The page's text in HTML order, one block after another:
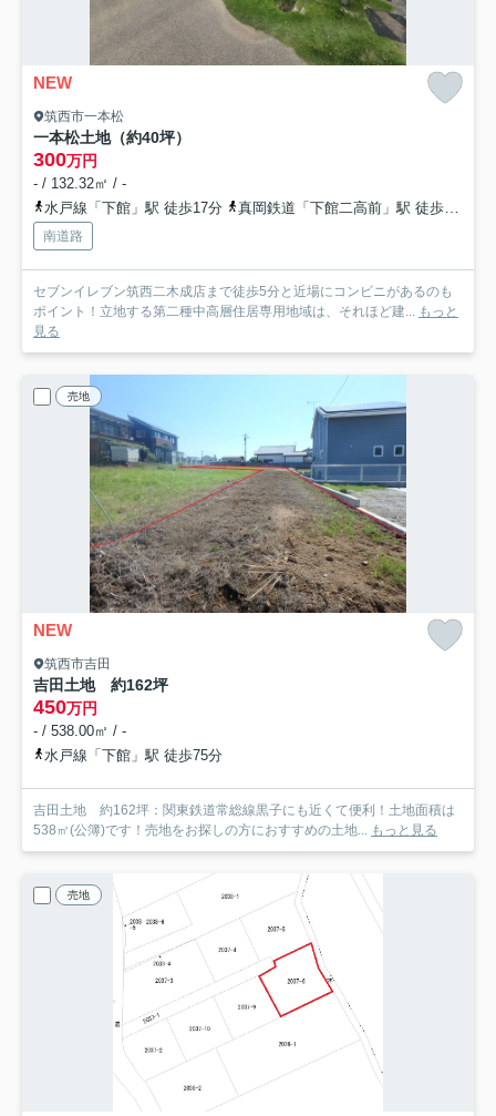
NEW
筑西市一本松
一本松土地（約40坪）
300万円
- / 132.32㎡ / -
水戸線「下館」駅 徒歩17分
真岡鉄道「下館二高前」駅 徒歩41分
南道路
セブンイレブン筑西二木成店まで徒歩5分と近場にコンビニがあるのも
ポイント！立地する第二種中高層住居専用地域は、それほど建...
もっと
見る
売地
NEW
筑西市吉田
吉田土地 約162坪
450万円
- / 538.00㎡ / -
水戸線「下館」駅 徒歩75分
吉田土地 約162坪：関東鉄道常総線黒子にも近くて便利！土地面積は
538㎡(公簿)です！売地をお探しの方におすすめの土地...
もっと見る
売地